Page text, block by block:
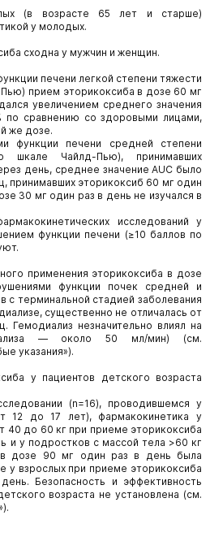
(в возрасте 65 лет и старше)
у молодых.
сходна у мужчин и женщин.
печени легкой степени тяжести
прием эторикоксиба в дозе 60 мг
увеличением среднего значения
по сравнению со здоровыми лицами,
же дозе.
функции печени средней степени
шкале Чайлд-Пью), принимавших
день, среднее значение AUC было
принимавших эторикоксиб 60 мг один
30 мг один раз в день не изучался в
исследований у
функции печени (≥10 баллов по
применения эторикоксиба в дозе
функции почек средней и
с терминальной стадией заболевания
существенно не отличалась от
Гемодиализ незначительно влиял на
— около 50 мл/мин) (см.
указания»).
у пациентов детского возраста
(n=16), проводившемся у
12 до 17 лет), фармакокинетика у
40 до 60 кг при приеме эторикоксиба
и у подростков с массой тела >60 кг
в дозе 90 мг один раз в день была
у взрослых при приеме эторикоксиба
Безопасность и эффективность
возраста не установлена (см.